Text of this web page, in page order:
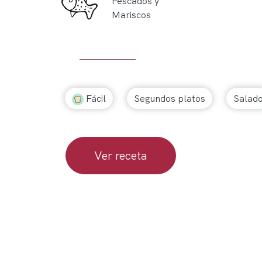
Mariscos
Fácil Segundos platos
Ver receta